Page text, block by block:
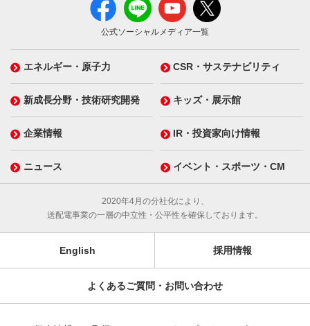
公式ソーシャルメディア一覧
エネルギー・原子力 CSR・サステナビリティ
新成長分野・技術研究開発 キッズ・展示館
企業情報 IR・投資家向け情報
ニュース イベント・スポーツ・CM
2020年4月の分社化により、
送配電事業の一層の中立性・公平性を確保しております。
English 採用情報
よくあるご質問・お問い合わせ